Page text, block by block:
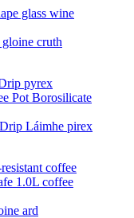
cruth
Láimhe pirex
ard